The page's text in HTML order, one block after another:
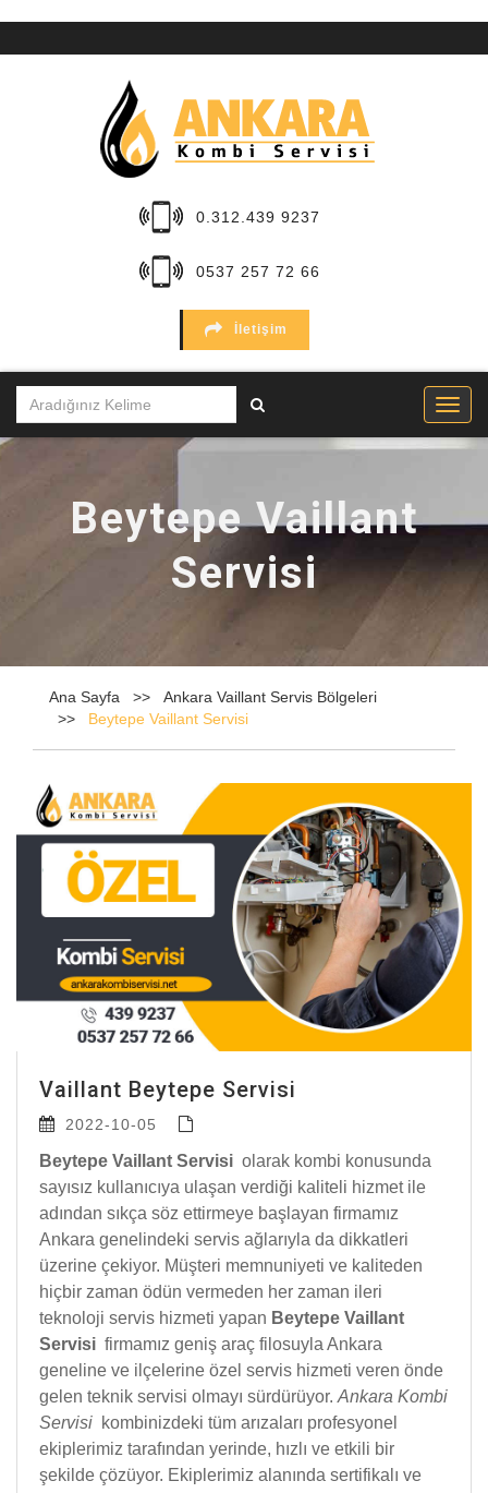
0.312.439 9237
0537 257 72 66
İletişim
KURUMSAL
Beytepe Vaillant
Servisi
Ana Sayfa
Ankara Vaillant Servis Bölgeleri
Beytepe Vaillant Servisi
Vaillant Beytepe Servisi
2022-10-05
Beytepe Vaillant Servisi olarak kombi konusunda
sayısız kullanıcıya ulaşan verdiği kaliteli hizmet ile
adından sıkça söz ettirmeye başlayan firmamız
Ankara genelindeki servis ağlarıyla da dikkatleri
üzerine çekiyor. Müşteri memnuniyeti ve kaliteden
hiçbir zaman ödün vermeden her zaman ileri
teknoloji servis hizmeti yapan Beytepe Vaillant
Servisi firmamız geniş araç filosuyla Ankara
geneline ve ilçelerine özel servis hizmeti veren önde
gelen teknik servisi olmayı sürdürüyor. Ankara Kombi
Servisi kombinizdeki tüm arızaları profesyonel
ekiplerimiz tarafından yerinde, hızlı ve etkili bir
şekilde çözüyor. Ekiplerimiz alanında sertifikalı ve